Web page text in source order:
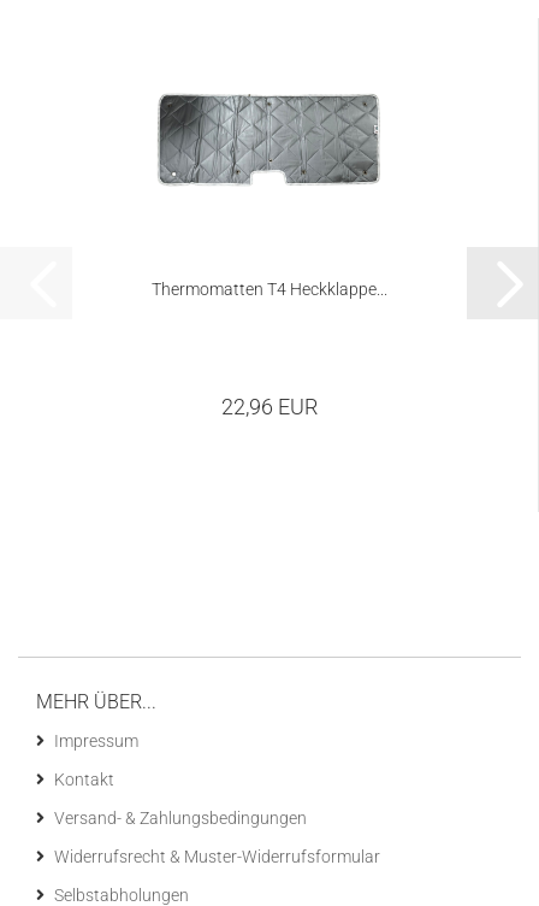
Thermomatten T4 Heckklappe...
22,96 EUR
MEHR ÜBER...
Impressum
Kontakt
Versand- & Zahlungsbedingungen
Widerrufsrecht & Muster-Widerrufsformular
Selbstabholungen